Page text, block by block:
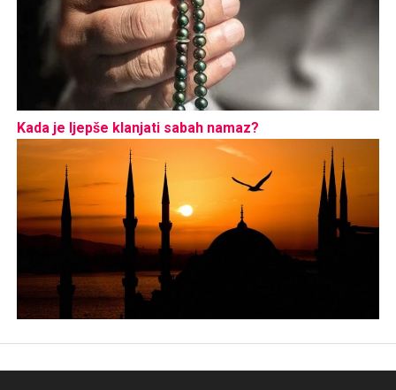
Kada je ljepše klanjati sabah namaz?